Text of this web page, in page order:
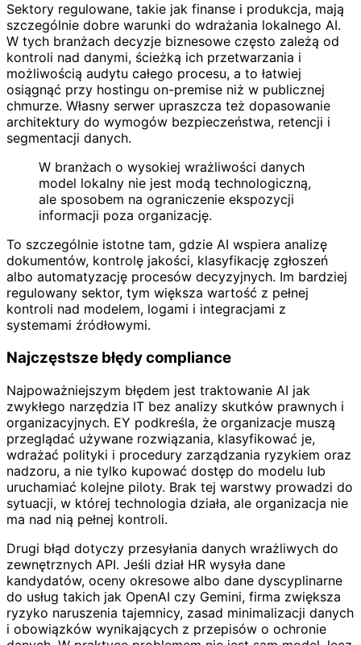
Sektory regulowane, takie jak finanse i produkcja, mają
szczególnie dobre warunki do wdrażania lokalnego AI.
W tych branżach decyzje biznesowe często zależą od
kontroli nad danymi, ścieżką ich przetwarzania i
możliwością audytu całego procesu, a to łatwiej
osiągnąć przy hostingu on-premise niż w publicznej
chmurze. Własny serwer upraszcza też dopasowanie
architektury do wymogów bezpieczeństwa, retencji i
segmentacji danych.
W branżach o wysokiej wrażliwości danych
model lokalny nie jest modą technologiczną,
ale sposobem na ograniczenie ekspozycji
informacji poza organizację.
To szczególnie istotne tam, gdzie AI wspiera analizę
dokumentów, kontrolę jakości, klasyfikację zgłoszeń
albo automatyzację procesów decyzyjnych. Im bardziej
regulowany sektor, tym większa wartość z pełnej
kontroli nad modelem, logami i integracjami z
systemami źródłowymi.
Najczęstsze błędy compliance
Najpoważniejszym błędem jest traktowanie AI jak
zwykłego narzędzia IT bez analizy skutków prawnych i
organizacyjnych. EY podkreśla, że organizacje muszą
przeglądać używane rozwiązania, klasyfikować je,
wdrażać polityki i procedury zarządzania ryzykiem oraz
nadzoru, a nie tylko kupować dostęp do modelu lub
uruchamiać kolejne piloty. Brak tej warstwy prowadzi do
sytuacji, w której technologia działa, ale organizacja nie
ma nad nią pełnej kontroli.
Drugi błąd dotyczy przesyłania danych wrażliwych do
zewnętrznych API. Jeśli dział HR wysyła dane
kandydatów, oceny okresowe albo dane dyscyplinarne
do usług takich jak OpenAI czy Gemini, firma zwiększa
ryzyko naruszenia tajemnicy, zasad minimalizacji danych
i obowiązków wynikających z przepisów o ochronie